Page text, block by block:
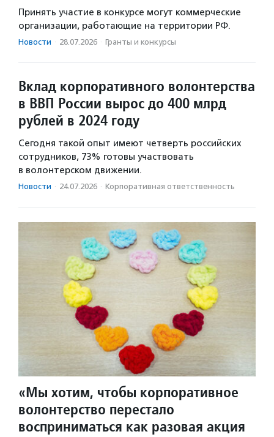
Принять участие в конкурсе могут коммерческие
организации, работающие на территории РФ.
Новости · 28.07.2026 · Гранты и конкурсы
Вклад корпоративного волонтерства
в ВВП России вырос до 400 млрд
рублей в 2024 году
Сегодня такой опыт имеют четверть российских
сотрудников, 73% готовы участвовать
в волонтерском движении.
Новости · 24.07.2026 · Корпоративная ответственность
«Мы хотим, чтобы корпоративное
волонтерство перестало
восприниматься как разовая акция